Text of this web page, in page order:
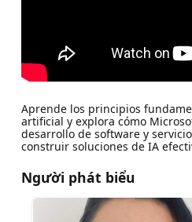
Aprende los principios
artificial y explora cómo
desarrollo de software y
construir soluciones de IA
Người phát biểu